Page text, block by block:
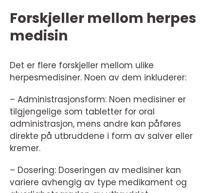
Forskjeller mellom herpes
medisin
Det er flere forskjeller mellom ulike
herpesmedisiner. Noen av dem inkluderer:
– Administrasjonsform: Noen medisiner er
tilgjengelige som tabletter for oral
administrasjon, mens andre kan påføres
direkte på utbruddene i form av salver eller
kremer.
– Dosering: Doseringen av medisiner kan
variere avhengig av type medikament og